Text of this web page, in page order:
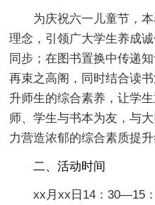
为庆祝六一儿童节，本
理念，引领广大学生养成
同步；在图书置换中传递
再束之高阁，同时结合读
升师生的综合素养，让学
师、学生与书本为友，与
力营造浓郁的综合素质提升
二、活动时间
xx月xx日14：30—15